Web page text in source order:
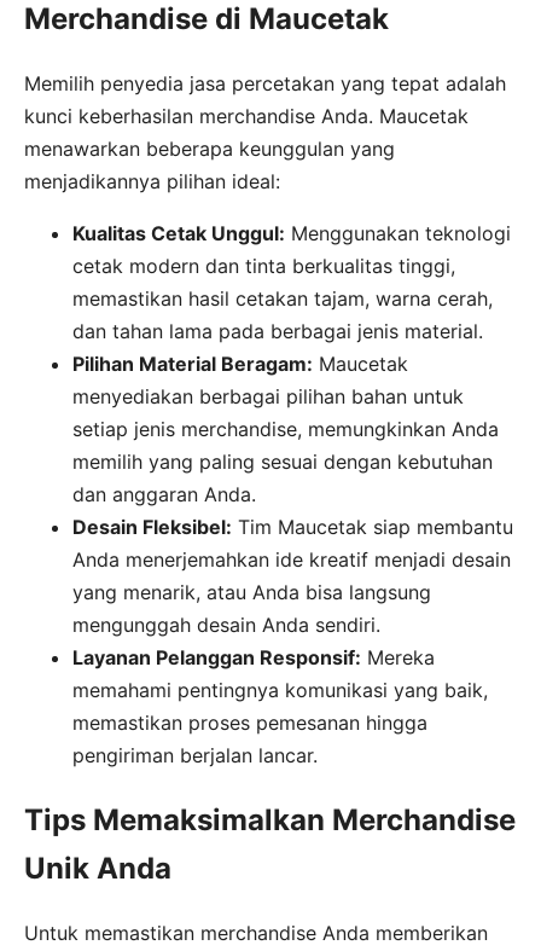
Merchandise di Maucetak
Memilih penyedia jasa percetakan yang tepat adalah
kunci keberhasilan merchandise Anda. Maucetak
menawarkan beberapa keunggulan yang
menjadikannya pilihan ideal:
Kualitas Cetak Unggul: Menggunakan teknologi
cetak modern dan tinta berkualitas tinggi,
memastikan hasil cetakan tajam, warna cerah,
dan tahan lama pada berbagai jenis material.
Pilihan Material Beragam: Maucetak
menyediakan berbagai pilihan bahan untuk
setiap jenis merchandise, memungkinkan Anda
memilih yang paling sesuai dengan kebutuhan
dan anggaran Anda.
Desain Fleksibel: Tim Maucetak siap membantu
Anda menerjemahkan ide kreatif menjadi desain
yang menarik, atau Anda bisa langsung
mengunggah desain Anda sendiri.
Layanan Pelanggan Responsif: Mereka
memahami pentingnya komunikasi yang baik,
memastikan proses pemesanan hingga
pengiriman berjalan lancar.
Tips Memaksimalkan Merchandise
Unik Anda
Untuk memastikan merchandise Anda memberikan